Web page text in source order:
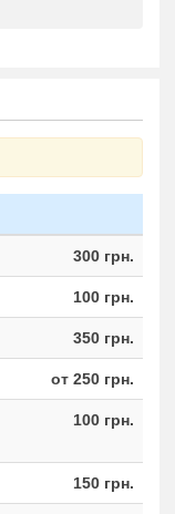
300 грн.
100 грн.
350 грн.
от 250 грн.
100 грн.
150 грн.